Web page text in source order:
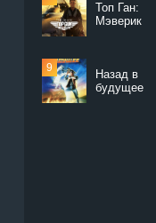
Топ Ган:
Мэверик
Назад в
будущее